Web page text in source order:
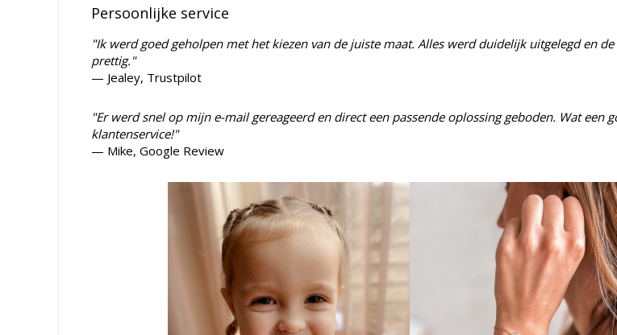
Persoonlijke service
"Ik werd goed geholpen met het kiezen van de juiste maat. Alles werd duidelijk uitgelegd en de
prettig."
— Jealey, Trustpilot
"Er werd snel op mijn e-mail gereageerd en direct een passende oplossing geboden. Wat een
klantenservice!"
— Mike, Google Review